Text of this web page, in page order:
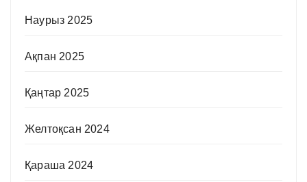
Наурыз 2025
Ақпан 2025
Қаңтар 2025
Желтоқсан 2024
Қараша 2024